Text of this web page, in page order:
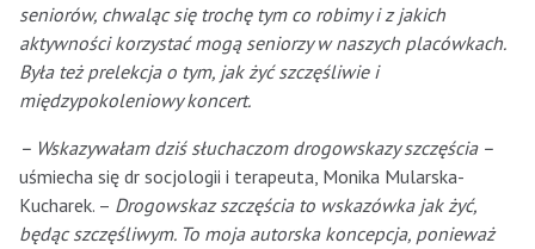
seniorów, chwaląc się trochę tym co robimy i z jakich
aktywności korzystać mogą seniorzy w naszych placówkach.
Była też prelekcja o tym, jak żyć szczęśliwie i
międzypokoleniowy koncert.
– Wskazywałam dziś słuchaczom drogowskazy szczęścia –
uśmiecha się dr socjologii i terapeuta, Monika Mularska-
Kucharek. – Drogowskaz szczęścia to wskazówka jak żyć,
będąc szczęśliwym. To moja autorska koncepcja, ponieważ